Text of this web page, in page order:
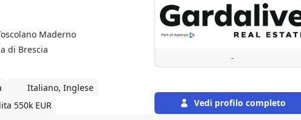
Maderno
di Brescia
Italiano, Inglese
550k EUR
-
Vedi profilo completo